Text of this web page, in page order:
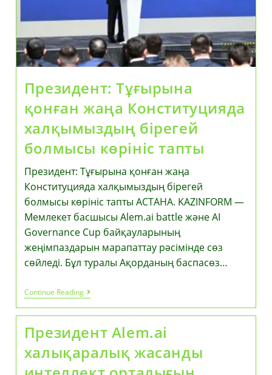
Президент: Тұғырына
қонған жаңа Конституцияда
халқымыздың бірегей
болмысы көрініс тапты
Президент: Тұғырына қонған жаңа
Конституцияда халқымыздың бірегей
болмысы көрініс тапты АСТАНА. KAZINFORM —
Мемлекет басшысы Alem.ai battle және AI
Governance Cup байқауларының
жеңімпаздарын марапаттау рәсімінде сөз
сөйледі. Бұл туралы Ақорданың баспасөз…
Continue ReadingПрезидент:
Тұғырына
Қонған
Конституцияда
Халқымыздың
Бірегей
Болмысы
Көрініс
Президент Alem.ai
халықаралық жасанды